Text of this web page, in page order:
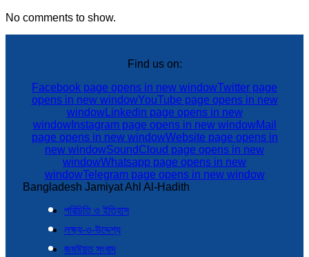
No comments to show.
Find us on:
Facebook page opens in new windowTwitter page
opens in new windowYouTube page opens in new
windowLinkedin page opens in new
windowInstagram page opens in new windowMail
page opens in new windowWebsite page opens in
new windowSoundCloud page opens in new
windowWhatsapp page opens in new
windowTelegram page opens in new window
Bangladesh Jamiyat Ahl Al-Hadith
পরিচিতি ও ইতিহাস
লক্ষ্য-ও-উদ্দেশ্য
জমঈয়ত সংবাদ